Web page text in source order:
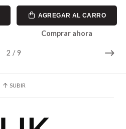
2 / 9
AGREGAR AL CARRO
Comprar ahora
SUBIR